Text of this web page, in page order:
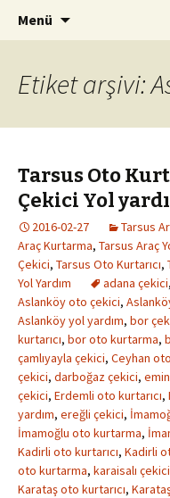
Tarsus Oto
6082827
Kurtarıcı çekici
Menü
Etiket arşivi:
Tarsus Oto
Çekici Yol
2016-02-27 Tarsus
Araç Kurtarma, Tarsus Araç
Çekici, Tarsus Oto Kurtarıcı,
Yol Yardım
adana çekici,
Aslanköy oto çekici,
Aslanköy yol yardım, bor
kurtarıcı, bor oto kurtarma,
çamlıyayla çekici, Ceyhan
çekici, darboğaz çekici,
çekici, Erdemli oto kurtarıcı,
yardım, ereğli çekici,
İmamoğlu oto kurtarma,
Kadirli oto kurtarıcı, Kadirli
oto kurtarma, karaisalı çekici
Karataş oto kurtarıcı,